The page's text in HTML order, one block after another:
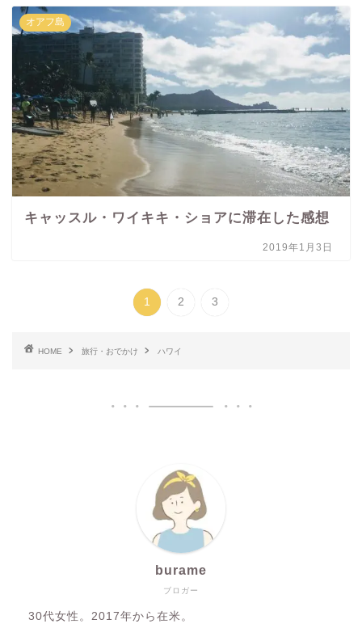
オアフ島
キャッスル・ワイキキ・ショアに滞在した感想
2019年1月3日
1 2 3
HOME 旅行・おでかけ ハワイ
ブロガー
burame
30代女性。2017年から在米。